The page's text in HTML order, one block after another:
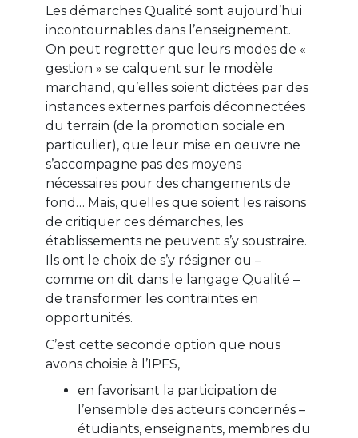
Les démarches Qualité sont aujourd’hui
incontournables dans l’enseignement.
On peut regretter que leurs modes de «
gestion » se calquent sur le modèle
marchand, qu’elles soient dictées par des
instances externes parfois déconnectées
du terrain (de la promotion sociale en
particulier), que leur mise en oeuvre ne
s’accompagne pas des moyens
nécessaires pour des changements de
fond… Mais, quelles que soient les raisons
de critiquer ces démarches, les
établissements ne peuvent s’y soustraire.
Ils ont le choix de s’y résigner ou –
comme on dit dans le langage Qualité –
de transformer les contraintes en
opportunités.
C’est cette seconde option que nous
avons choisie à l’IPFS,
en favorisant la participation de
l’ensemble des acteurs concernés –
étudiants, enseignants, membres du